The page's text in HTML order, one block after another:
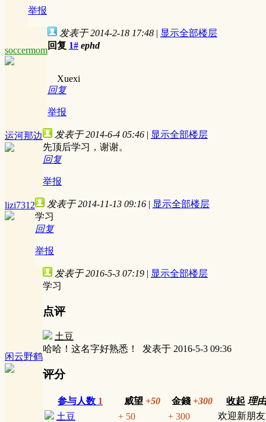
举报
soccermom
发表于 2014-2-18 17:48 | 显示全部楼层
回复 1# ephd
Xuexi
回复
举报
运河那边 发表于 2014-6-4 05:46 | 显示全部楼层
先顶后学习，谢谢。
回复
举报
lizi7312 发表于 2014-11-13 09:16 | 显示全部楼层
学习
回复
举报
闲云野鹤
发表于 2016-5-3 07:19 | 显示全部楼层
学习
点评
土豆
哈哈！这名字好熟悉！ 发表于 2016-5-3 09:36
评分
参与人数 1 威望 +50 金錢 +300 收起 理由
土豆
+ 50 + 300 欢迎新朋